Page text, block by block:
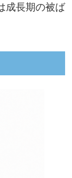
成長期の被ば